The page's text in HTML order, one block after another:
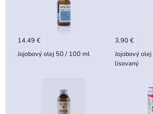
14.49 €
Jojobový olej 50 / 100 ml
3.90 €
Jojobový
lisovaný